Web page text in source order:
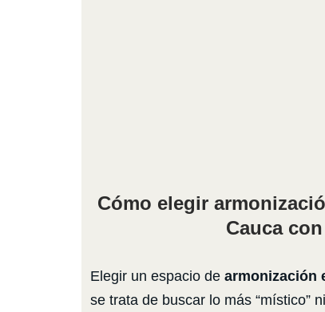
Cómo elegir
Cauca
Elegir un espacio de armonización
se trata de buscar lo más “místico”